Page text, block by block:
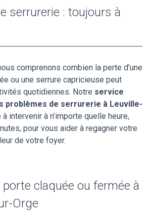
serrurerie : toujours à
comprenons combien la perte d’une
ou une serrure capricieuse peut
quotidiennes. Notre service
problèmes de serrurerie à Leuville-
à intervenir à n’importe quelle heure,
pour vous aider à regagner votre
de votre foyer.
claquée ou fermée à
Orge